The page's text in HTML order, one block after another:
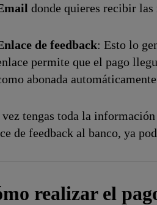
donde quieres recibir
de feedback: Esto lo
nlace permite que el pago
abonada
vez tengas toda la
de feedback al banco, ya
realizar el